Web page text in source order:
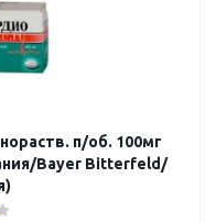
п/об. 100мг
Bayer Bitterfeld/